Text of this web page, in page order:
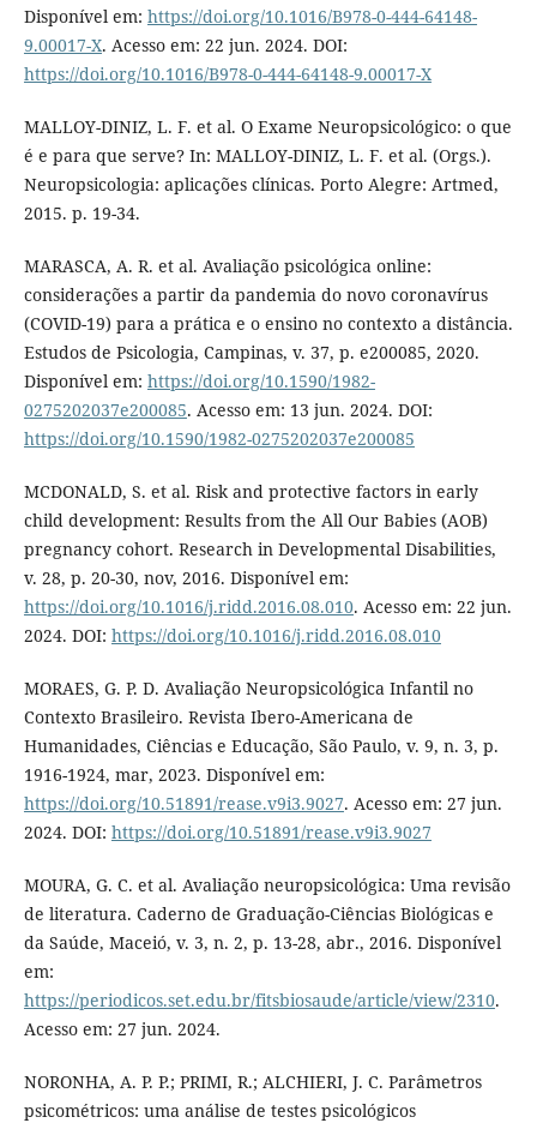
Disponível em: https://doi.org/10.1016/B978-0-444-64148-
9.00017-X. Acesso em: 22 jun. 2024. DOI:
https://doi.org/10.1016/B978-0-444-64148-9.00017-X
MALLOY-DINIZ, L. F. et al. O Exame Neuropsicológico: o que
é e para que serve? In: MALLOY-DINIZ, L. F. et al. (Orgs.).
Neuropsicologia: aplicações clínicas. Porto Alegre: Artmed,
2015. p. 19-34.
MARASCA, A. R. et al. Avaliação psicológica online:
considerações a partir da pandemia do novo coronavírus
(COVID-19) para a prática e o ensino no contexto a distância.
Estudos de Psicologia, Campinas, v. 37, p. e200085, 2020.
Disponível em: https://doi.org/10.1590/1982-
0275202037e200085. Acesso em: 13 jun. 2024. DOI:
https://doi.org/10.1590/1982-0275202037e200085
MCDONALD, S. et al. Risk and protective factors in early
child development: Results from the All Our Babies (AOB)
pregnancy cohort. Research in Developmental Disabilities,
v. 28, p. 20-30, nov, 2016. Disponível em:
https://doi.org/10.1016/j.ridd.2016.08.010. Acesso em: 22 jun.
2024. DOI: https://doi.org/10.1016/j.ridd.2016.08.010
MORAES, G. P. D. Avaliação Neuropsicológica Infantil no
Contexto Brasileiro. Revista Ibero-Americana de
Humanidades, Ciências e Educação, São Paulo, v. 9, n. 3, p.
1916-1924, mar, 2023. Disponível em:
https://doi.org/10.51891/rease.v9i3.9027. Acesso em: 27 jun.
2024. DOI: https://doi.org/10.51891/rease.v9i3.9027
MOURA, G. C. et al. Avaliação neuropsicológica: Uma revisão
de literatura. Caderno de Graduação-Ciências Biológicas e
da Saúde, Maceió, v. 3, n. 2, p. 13-28, abr., 2016. Disponível
em:
https://periodicos.set.edu.br/fitsbiosaude/article/view/2310.
Acesso em: 27 jun. 2024.
NORONHA, A. P. P.; PRIMI, R.; ALCHIERI, J. C. Parâmetros
psicométricos: uma análise de testes psicológicos